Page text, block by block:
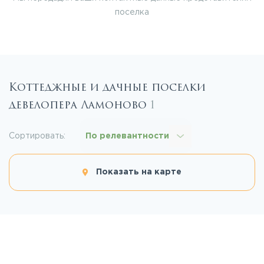
поселка
Коттеджные и дачные поселки
девелопера Ламоново 1
Показать на карте
Сортировать: По релевантности